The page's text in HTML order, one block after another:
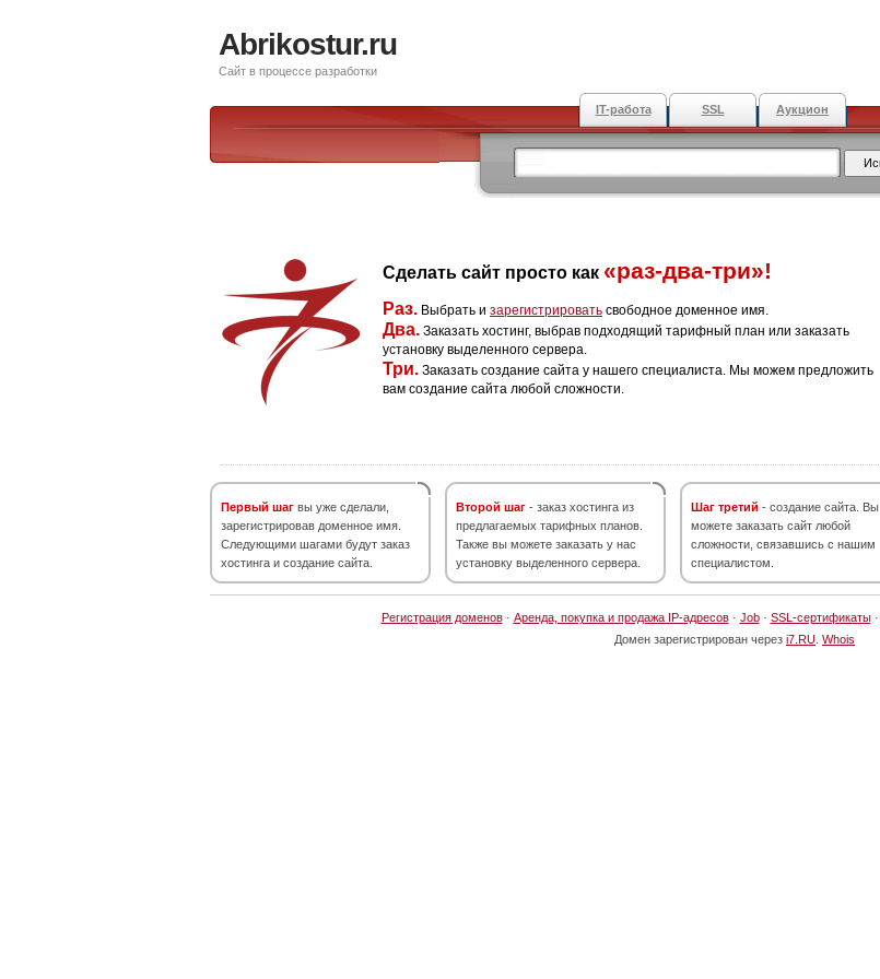
Abrikostur.ru
Сайт в процессе разработки
IT-работа SSL Аукцион
Сделать сайт просто как «раз-два-три»!
Раз. Выбрать и зарегистрировать свободное доменное имя.
Два. Заказать хостинг, выбрав подходящий тарифный план или заказать
установку выделенного сервера.
Три. Заказать создание сайта у нашего специалиста. Мы можем предложить
вам создание сайта любой сложности.
Первый шаг вы уже сделали,
зарегистрировав доменное имя.
Следующими шагами будут заказ
хостинга и создание сайта.
Второй шаг - заказ хостинга из
предлагаемых тарифных планов.
Также вы можете заказать у нас
установку выделенного сервера.
Шаг третий - создание сайта. Вы
можете заказать сайт любой
сложности, связавшись с нашим
специалистом.
Регистрация доменов· Аренда, покупка и продажа IP-адресов· Job· SSL-сертификаты·
Домен зарегистрирован через i7.RU Whois